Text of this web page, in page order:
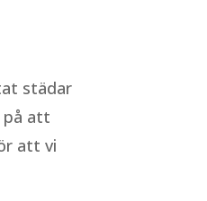
städar
på att
att vi